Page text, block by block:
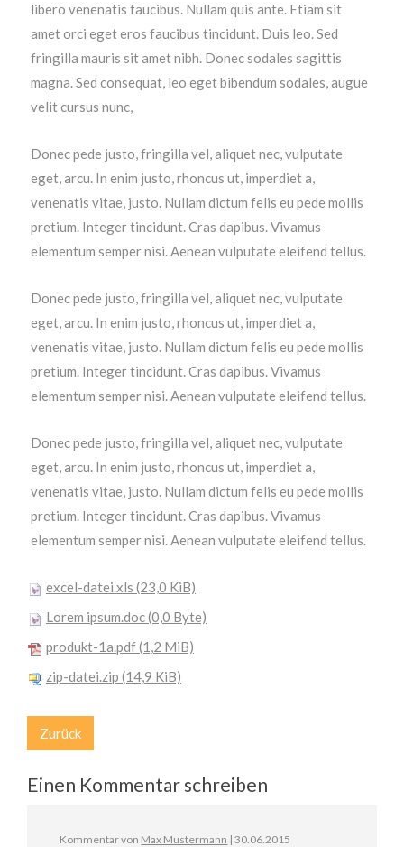
libero venenatis faucibus. Nullam quis ante. Etiam sit
amet orci eget eros faucibus tincidunt. Duis leo. Sed
fringilla mauris sit amet nibh. Donec sodales sagittis
magna. Sed consequat, leo eget bibendum sodales, augue
velit cursus nunc,
Donec pede justo, fringilla vel, aliquet nec, vulputate
eget, arcu. In enim justo, rhoncus ut, imperdiet a,
venenatis vitae, justo. Nullam dictum felis eu pede mollis
pretium. Integer tincidunt. Cras dapibus. Vivamus
elementum semper nisi. Aenean vulputate eleifend tellus.
Donec pede justo, fringilla vel, aliquet nec, vulputate
eget, arcu. In enim justo, rhoncus ut, imperdiet a,
venenatis vitae, justo. Nullam dictum felis eu pede mollis
pretium. Integer tincidunt. Cras dapibus. Vivamus
elementum semper nisi. Aenean vulputate eleifend tellus.
Donec pede justo, fringilla vel, aliquet nec, vulputate
eget, arcu. In enim justo, rhoncus ut, imperdiet a,
venenatis vitae, justo. Nullam dictum felis eu pede mollis
pretium. Integer tincidunt. Cras dapibus. Vivamus
elementum semper nisi. Aenean vulputate eleifend tellus.
excel-datei.xls (23,0 KiB)
Lorem ipsum.doc(0,0 Byte)
produkt-1a.pdf(1,2 MiB)
zip-datei.zip (14,9 KiB)
Zurück
Einen Kommentar schreiben
Kommentar von Max Mustermann |30.06.2015